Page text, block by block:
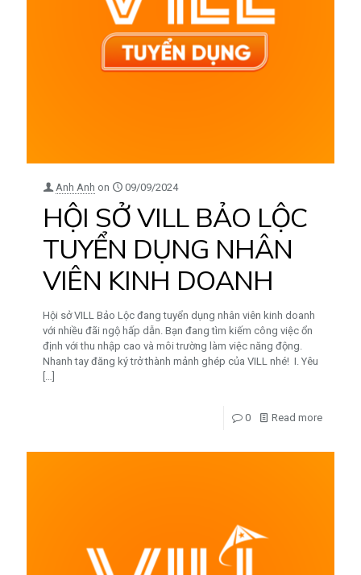
Anh Anh on 09/09/2024
HỘI SỞ VILL BẢO LỘC
TUYỂN DỤNG NHÂN
VIÊN KINH DOANH
Hội sở VILL Bảo Lộc đang tuyển dụng nhân viên kinh doanh
với nhiều đãi ngộ hấp dẫn. Bạn đang tìm kiếm công việc ổn
định với thu nhập cao và môi trường làm việc năng động.
Nhanh tay đăng ký trở thành mảnh ghép của VILL nhé! I. Yêu
[…]
0 Read more